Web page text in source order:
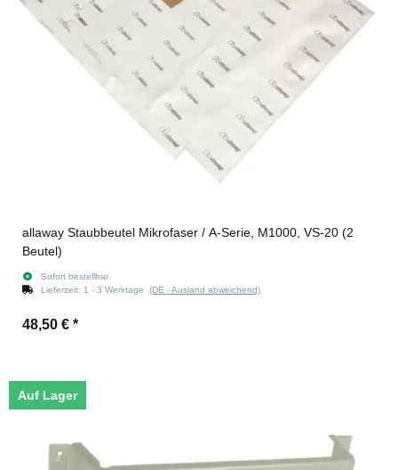
allaway Staubbeutel Mikrofaser / A-Serie, M1000, VS-20 (2
Beutel)
Sofort bestellbar
Lieferzeit: 1 - 3 Werktage (DE - Ausland abweichend)
48,50 € *
Auf Lager